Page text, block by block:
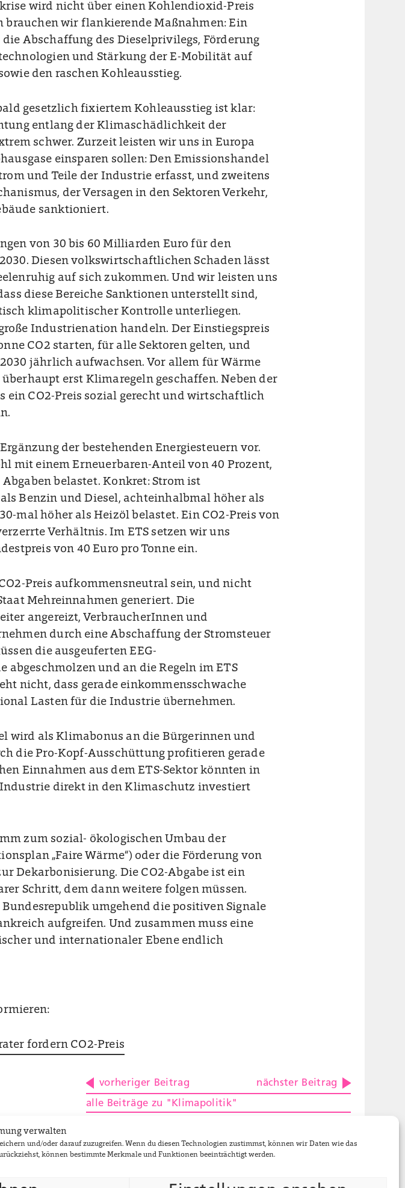
verwalten
und/oder darauf zuzugreifen. Wenn du diesen Technologien zustimmst, können wir Daten wie das
können bestimmte Merkmale und Funktionen beeinträchtigt werden.
wird nicht über einen Kohlendioxid-Preis
wir flankierende Maßnahmen: Ein
die Abschaffung des Dieselprivilegs, Förderung
und Stärkung der E-Mobilität auf
den raschen Kohleausstieg.
gesetzlich fixiertem Kohleausstieg ist klar:
entlang der Klimaschädlichkeit der
schwer. Zurzeit leisten wir uns in Europa
einsparen sollen: Den Emissionshandel
und Teile der Industrie erfasst, und zweitens
der Versagen in den Sektoren Verkehr,
sanktioniert.
von 30 bis 60 Milliarden Euro für den
Diesen volkswirtschaftlichen Schaden lässt
auf sich zukommen. Und wir leisten uns
diese Bereiche Sanktionen unterstellt sind,
klimapolitischer Kontrolle unterliegen.
Industrienation handeln. Der Einstiegspreis
CO2 starten, für alle Sektoren gelten, und
jährlich aufwachsen. Vor allem für Wärme
erst Klimaregeln geschaffen. Neben der
ein CO2-Preis sozial gerecht und wirtschaftlich
der bestehenden Energiesteuern vor.
mit einem Erneuerbaren-Anteil von 40 Prozent,
belastet. Konkret: Strom ist
Benzin und Diesel, achteinhalbmal höher als
mal höher als Heizöl belastet. Ein CO2-Preis von
Verhältnis. Im ETS setzen wir uns
von 40 Euro pro Tonne ein.
Preis aufkommensneutral sein, und nicht
Mehreinnahmen generiert. Die
angereizt, VerbraucherInnen und
durch eine Abschaffung der Stromsteuer
die ausgeuferten EEG-
abgeschmolzen und an die Regeln im ETS
nicht, dass gerade einkommensschwache
Lasten für die Industrie übernehmen.
wird als Klimabonus an die Bürgerinnen und
die Pro-Kopf-Ausschüttung profitieren gerade
Einnahmen aus dem ETS-Sektor könnten in
direkt in den Klimaschutz investiert
zum sozial- ökologischen Umbau der
„Faire Wärme“) oder die Förderung von
Dekarbonisierung. Die CO2-Abgabe ist ein
Schritt, dem dann weitere folgen müssen.
umgehend die positiven Signale
aufgreifen. Und zusammen muss eine
und internationaler Ebene endlich
fordern CO2-Preis
vorheriger Beitrag
nächster Beitrag
alle Beiträge zu "Klimapolitik"